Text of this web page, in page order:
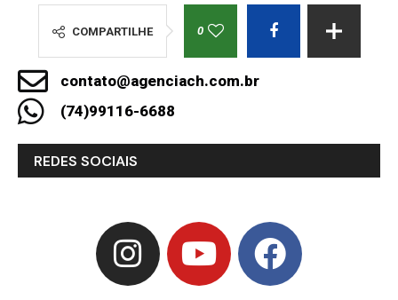
COMPARTILHE 0
contato@agenciach.com.br
(74)99116-6688
REDES SOCIAIS